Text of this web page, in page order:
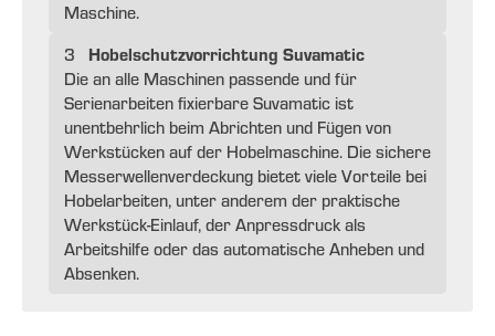
Maschine.
3
Hobelschutzvorrichtung Suvamatic
Die an alle Maschinen passende und für
Serienarbeiten fixierbare Suvamatic ist
unentbehrlich beim Abrichten und Fügen von
Werkstücken auf der Hobelmaschine. Die sichere
Messerwellenverdeckung bietet viele Vorteile bei
Hobelarbeiten, unter anderem der praktische
Werkstück-Einlauf, der Anpressdruck als
Arbeitshilfe oder das automatische Anheben und
Absenken.